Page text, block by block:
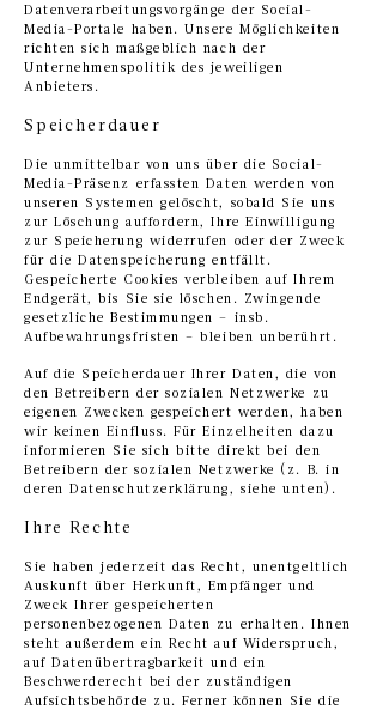
Datenverarbeitungsvorgänge der Social-
Media-Portale haben. Unsere Möglichkeiten
richten sich maßgeblich nach der
Unternehmenspolitik des jeweiligen
Anbieters.
Speicherdauer
Die unmittelbar von uns über die Social-
Media-Präsenz erfassten Daten werden von
unseren Systemen gelöscht, sobald Sie uns
zur Löschung auffordern, Ihre Einwilligung
zur Speicherung widerrufen oder der Zweck
für die Datenspeicherung entfällt.
Gespeicherte Cookies verbleiben auf Ihrem
Endgerät, bis Sie sie löschen. Zwingende
gesetzliche Bestimmungen – insb.
Aufbewahrungsfristen – bleiben unberührt.
Auf die Speicherdauer Ihrer Daten, die von
den Betreibern der sozialen Netzwerke zu
eigenen Zwecken gespeichert werden, haben
wir keinen Einfluss. Für Einzelheiten dazu
informieren Sie sich bitte direkt bei den
Betreibern der sozialen Netzwerke (z. B. in
deren Datenschutzerklärung, siehe unten).
Ihre Rechte
Sie haben jederzeit das Recht, unentgeltlich
Auskunft über Herkunft, Empfänger und
Zweck Ihrer gespeicherten
personenbezogenen Daten zu erhalten. Ihnen
steht außerdem ein Recht auf Widerspruch,
auf Datenübertragbarkeit und ein
Beschwerderecht bei der zuständigen
Aufsichtsbehörde zu. Ferner können Sie die